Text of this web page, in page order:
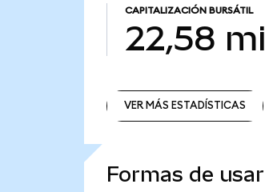
CAPITALIZACIÓN BURSÁTIL
22,58
VER MÁS ESTADÍSTICAS
Formas de